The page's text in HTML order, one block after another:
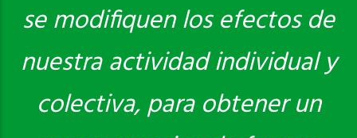
se modifiquen los efectos de
nuestra actividad individual y
colectiva, para obtener un